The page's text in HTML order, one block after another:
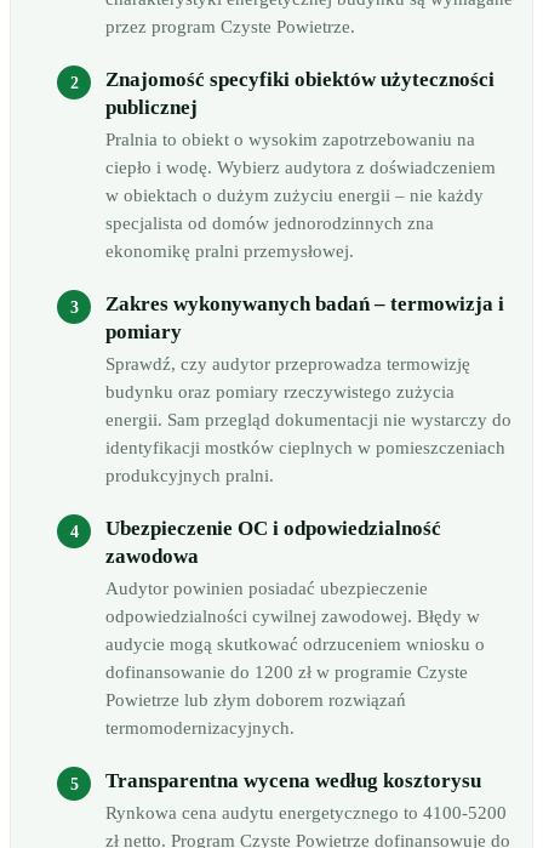
przez program Czyste Powietrze.
Znajomość specyfiki obiektów użyteczności
publicznej
Pralnia to obiekt o wysokim zapotrzebowaniu na
ciepło i wodę. Wybierz audytora z doświadczeniem
w obiektach o dużym zużyciu energii – nie każdy
specjalista od domów jednorodzinnych zna
ekonomikę pralni przemysłowej.
Zakres wykonywanych badań – termowizja i
pomiary
Sprawdź, czy audytor przeprowadza termowizję
budynku oraz pomiary rzeczywistego zużycia
energii. Sam przegląd dokumentacji nie wystarczy do
identyfikacji mostków cieplnych w pomieszczeniach
produkcyjnych pralni.
Ubezpieczenie OC i odpowiedzialność
zawodowa
Audytor powinien posiadać ubezpieczenie
odpowiedzialności cywilnej zawodowej. Błędy w
audycie mogą skutkować odrzuceniem wniosku o
dofinansowanie do 1200 zł w programie Czyste
Powietrze lub złym doborem rozwiązań
termomodernizacyjnych.
Transparentna wycena według kosztorysu
Rynkowa cena audytu energetycznego to 4100-5200
zł netto. Program Czyste Powietrze dofinansowuje do